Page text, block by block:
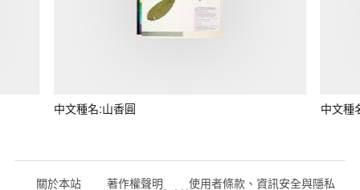
中文種名:山香圓 中文種
關於本站 著作權聲明 使用者條款、資訊安全與隱私